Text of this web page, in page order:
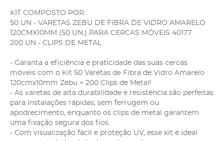
KIT COMPOSTO POR:
50 UN - VARETAS ZEBU DE FIBRA DE VIDRO AMARELO
120CMX10MM (50 UN.) PARA CERCAS MÓVEIS 40177
200 UN - CLIPS DE METAL
- Garanta a eficiência e praticidade das suas cercas
móveis com o Kit 50 Varetas de Fibra de Vidro Amarelo
120cmx10mm Zebu + 200 Clips de Metal!
- As varetas de alta durabilidade e resistência são perfeitas
para instalações rápidas, sem ferrugem ou
apodrecimento, enquanto os clips de metal garantem
uma fixação segura dos fios.
- Com visualização fácil e proteção UV, esse kit é ideal